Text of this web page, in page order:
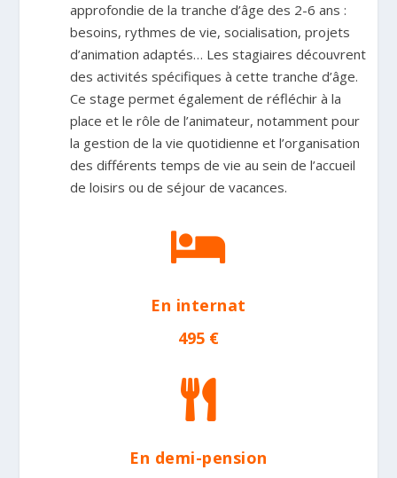
approfondie de la tranche d’âge des 2-6 ans :
besoins, rythmes de vie, socialisation, projets
d’animation adaptés… Les stagiaires découvrent
des activités spécifiques à cette tranche d’âge.
Ce stage permet également de réfléchir à la
place et le rôle de l’animateur, notamment pour
la gestion de la vie quotidienne et l’organisation
des différents temps de vie au sein de l’accueil
de loisirs ou de séjour de vacances.

En internat
495 €

En demi-pension